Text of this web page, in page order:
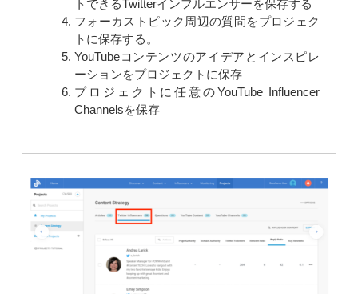
トできるTwitterインフルエンサーを保存する
フォーカストピック周辺の質問をプロジェク
トに保存する。
YouTubeコンテンツのアイデアとインスピレ
ーションをプロジェクトに保存
プロジェクトに任意のYouTube Influencer
Channelsを保存